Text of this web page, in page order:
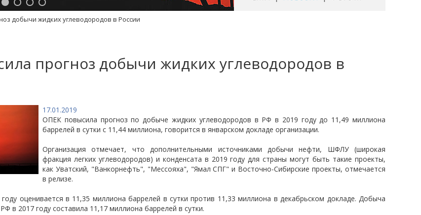
добычи жидких углеводородов в России
прогноз добычи жидких углеводородов в
17.01.2019
ОПЕК повысила прогноз по добыче жидких углеводородов в РФ в 2019 году до 11,49 миллиона
баррелей в сутки с 11,44 миллиона, говорится в январском докладе организации.
Организация отмечает, что дополнительными источниками добычи нефти, ШФЛУ (широкая
фракция легких углеводородов) и конденсата в 2019 году для страны могут быть такие проекты,
как Уватский, "Ванкорнефть", "Мессояха", "Ямал СПГ" и Восточно-Сибирские проекты, отмечается
в релизе.
оценивается в 11,35 миллиона баррелей в сутки против 11,33 миллиона в декабрьском докладе. Добыча
в 2017 году составила 11,17 миллиона баррелей в сутки.